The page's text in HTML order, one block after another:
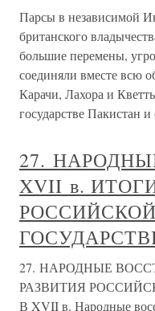
Парсы в независимой
британского
большие перемены,
соединяли вместе всю
Карачи, Лахора и
государстве Пакистан
27.
XVII в.
РОССИЙСКОЙ
27. НАРОДНЫЕ
РАЗВИТИЯ
В XVII в. Народные